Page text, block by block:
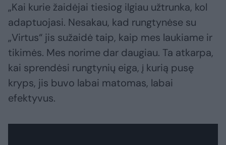
„Kai kurie žaidėjai tiesiog ilgiau užtrunka, kol
adaptuojasi. Nesakau, kad rungtynėse su
„Virtus“ jis sužaidė taip, kaip mes laukiame ir
tikimės. Mes norime dar daugiau. Ta atkarpa,
kai sprendėsi rungtynių eiga, į kurią pusę
kryps, jis buvo labai matomas, labai
efektyvus.